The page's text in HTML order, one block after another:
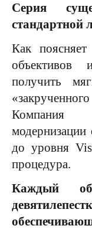
Серия
стандартной
Как
получить
Компания
модернизации
до уровня
процедура.
Каждый